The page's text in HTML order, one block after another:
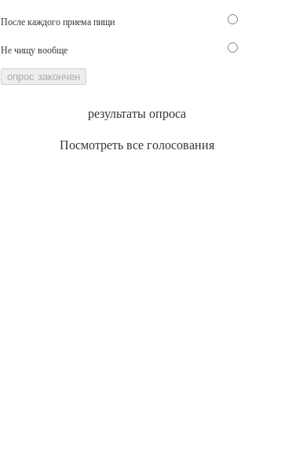
После каждого приема пищи
Не чищу вообще
опрос закончен
результаты опроса
Посмотреть все голосования